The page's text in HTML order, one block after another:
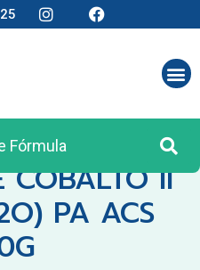
ANALÍTICOS
COBALTO II
PA ACS